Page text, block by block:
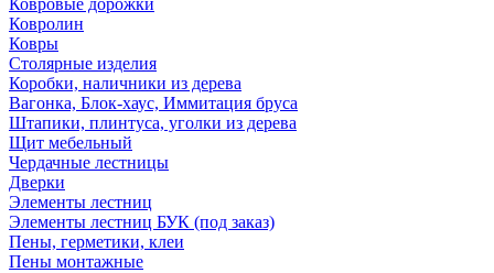
Ковровые дорожки
Ковролин
Ковры
Столярные изделия
Коробки, наличники из дерева
Вагонка, Блок-хаус, Иммитация бруса
Штапики, плинтуса, уголки из дерева
Щит мебельный
Чердачные лестницы
Дверки
Элементы лестниц
Элементы лестниц БУК (под заказ)
Пены, герметики, клеи
Пены монтажные